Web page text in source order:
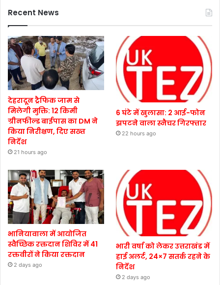
Recent News
देहरादून ट्रैफिक जाम से
मिलेगी मुक्ति: 12 किमी
ग्रीनफील्ड बाईपास का DM ने
किया निरीक्षण, दिए सख्त
निर्देश
21 hours ago
6 घंटे में खुलासा: 2 आई-फोन
झपटने वाला स्नैचर गिरफ्तार
22 hours ago
भानियावाला में आयोजित
स्वैच्छिक रक्तदान शिविर में 41
रक्तवीरों ने किया रक्तदान
2 days ago
भारी वर्षा को लेकर उत्तराखंड में
हाई अलर्ट, 24×7 सतर्क रहने के
निर्देश
2 days ago